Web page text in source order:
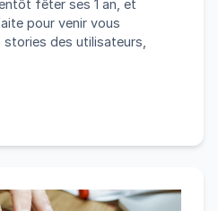
fêter ses 1 an, et
pour venir vous
des utilisateurs,